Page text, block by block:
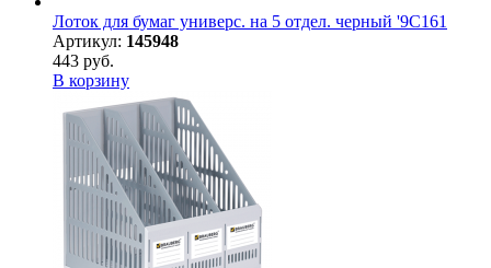
Лоток для бумаг универс. на 5 отдел. черный '9С161
Артикул: 145948
443 руб.
В корзину